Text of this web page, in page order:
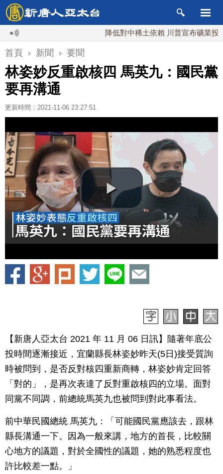
降低對中稀土依賴 川普宣布礦業投資20億
首頁 › 新聞 › 要聞
林姿妙反重啟核四 馬英九：國民黨
要再溝通
更新時間：2021-11-06 23:27:51
【新唐人亞太台 2021 年 11 月 06 日訊】隨著年底公
投時間逐漸接近，宜蘭縣長林姿妙昨天(5日)接受質詢
時被問到，是否反對核四重新商轉，林姿妙肯定回答
「對的」，是再次表達了反對重啟核四的立場。面對
同黨不同調，前總統馬英九也被問到對此事看法。
前中華民國總統 馬英九：「可能國民黨應該去，跟林
縣長溝通一下。因為一般來講，地方的首長，比較關
心地方的議題，對於全國性的議題，她的熟悉程度也
許比較差一點。」